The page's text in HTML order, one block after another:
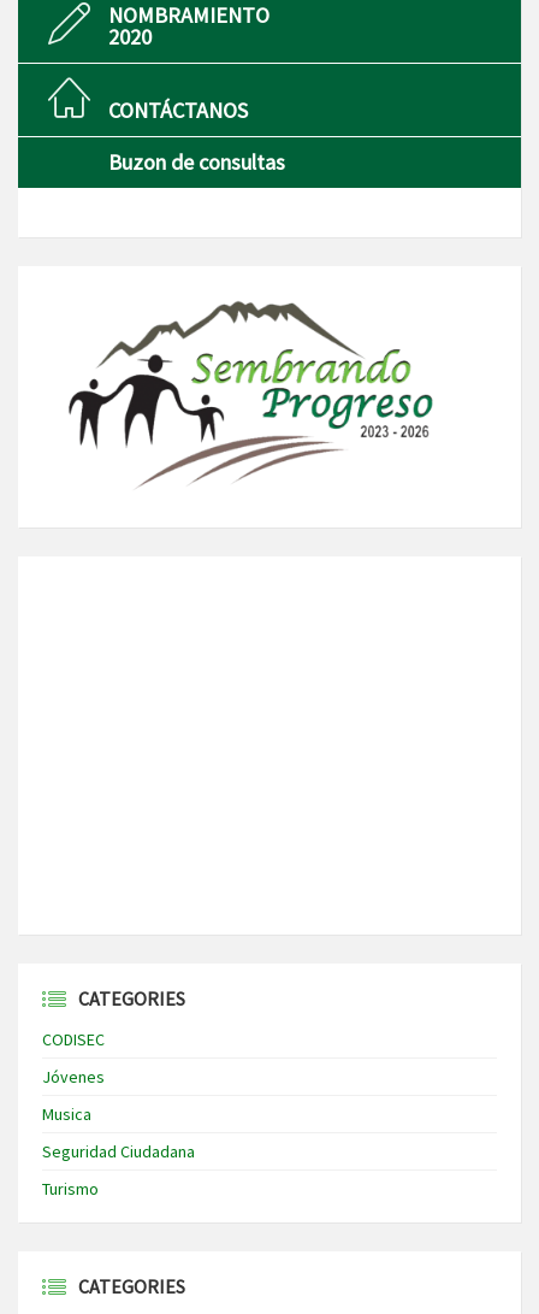
NOMBRAMIENTO
2020
CONTÁCTANOS
Buzon de consultas
CATEGORIES
CODISEC
Jóvenes
Musica
Seguridad Ciudadana
Turismo
CATEGORIES